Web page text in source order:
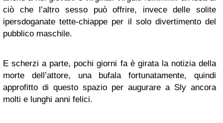
ciò che l’altro sesso può offrire, invece delle solite
ipersdoganate tette-chiappe per il solo divertimento del
pubblico maschile.
E scherzi a parte, pochi giorni fa è girata la notizia della
morte dell’attore, una bufala fortunatamente, quindi
approfitto di questo spazio per augurare a Sly ancora
molti e lunghi anni felici.